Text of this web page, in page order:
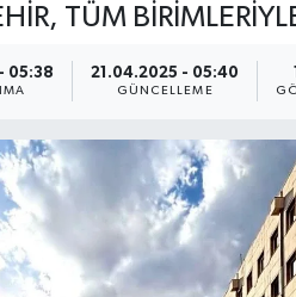
TÜM
05:38 21.04.2025 - 05:40
GÜNCELLEME